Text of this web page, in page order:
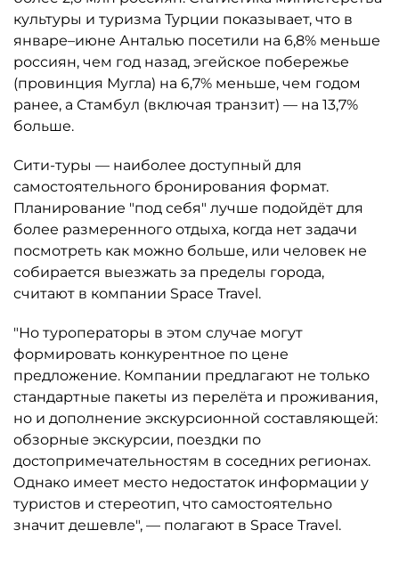
культуры и туризма Турции показывает, что в
январе–июне Анталью посетили на 6,8% меньше
россиян, чем год назад, эгейское побережье
(провинция Мугла) на 6,7% меньше, чем годом
ранее, а Стамбул (включая транзит) — на 13,7%
больше.
Сити-туры — наиболее доступный для
самостоятельного бронирования формат.
Планирование "под себя" лучше подойдёт для
более размеренного отдыха, когда нет задачи
посмотреть как можно больше, или человек не
собирается выезжать за пределы города,
считают в компании Space Travel.
"Но туроператоры в этом случае могут
формировать конкурентное по цене
предложение. Компании предлагают не только
стандартные пакеты из перелёта и проживания,
но и дополнение экскурсионной составляющей:
обзорные экскурсии, поездки по
достопримечательностям в соседних регионах.
Однако имеет место недостаток информации у
туристов и стереотип, что самостоятельно
значит дешевле", — полагают в Space Travel.